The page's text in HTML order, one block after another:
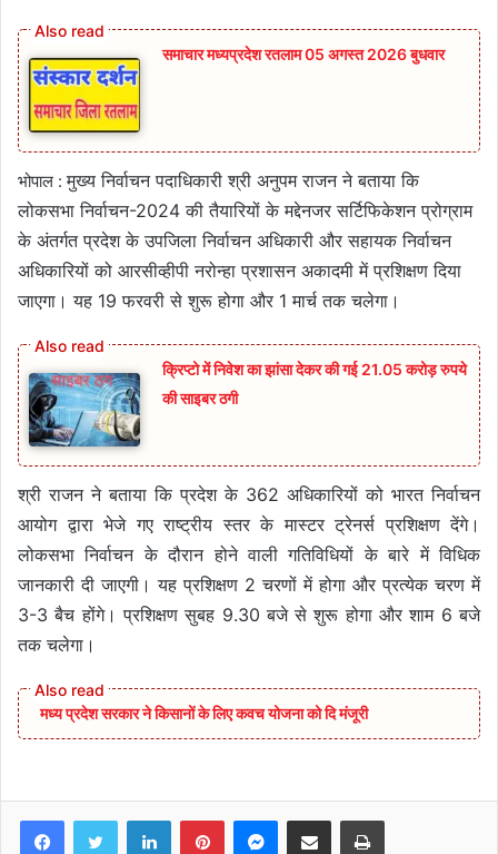
समाचार मध्यप्रदेश रतलाम 05 अगस्त 2026 बुधवार
भोपाल :मुख्य निर्वाचन पदाधिकारी श्री अनुपम राजन ने बताया कि
लोकसभा निर्वाचन-2024 की तैयारियों के मद्देनजर सर्टिफिकेशन प्रोग्राम
के अंतर्गत प्रदेश के उपजिला निर्वाचन अधिकारी और सहायक निर्वाचन
अधिकारियों को आरसीव्हीपी नरोन्हा प्रशासन अकादमी में प्रशिक्षण दिया
जाएगा। यह 19 फरवरी से शुरू होगा और 1 मार्च तक चलेगा।
क्रिप्टो में निवेश का झांसा देकर की गई 21.05 करोड़ रुपये
की साइबर ठगी
श्री राजन ने बताया कि प्रदेश के 362 अधिकारियों को भारत निर्वाचन
आयोग द्वारा भेजे गए राष्ट्रीय स्तर के मास्टर ट्रेनर्स प्रशिक्षण देंगे।
लोकसभा निर्वाचन के दौरान होने वाली गतिविधियों के बारे में विधिक
जानकारी दी जाएगी। यह प्रशिक्षण 2 चरणों में होगा और प्रत्येक चरण में
3-3 बैच होंगे। प्रशिक्षण सुबह 9.30 बजे से शुरू होगा और शाम 6 बजे
तक चलेगा।
मध्य प्रदेश सरकार ने किसानों के लिए कवच योजना को दि मंजूरी
FacebookTwitter LinkedInPinterestMessenger
Share via Email Print